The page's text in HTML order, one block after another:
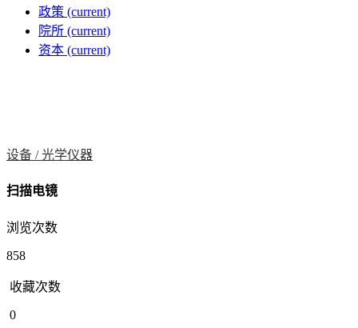
政策 (current)
院所 (current)
资本 (current)
设备 /光学仪器
扫描电镜
浏览次数
858
收藏次数
0